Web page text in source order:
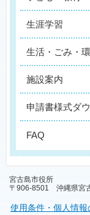
生涯学習
生活・ごみ・
施設案内
申請書様式ダ
FAQ
宮古島市役所
〒906-8501 沖縄県宮
使用条件・個人情報